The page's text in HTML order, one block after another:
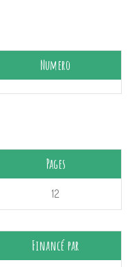
Numero
Pages
12
Financé par